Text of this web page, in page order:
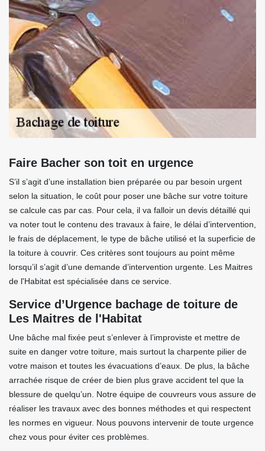
Faire Bacher son toit en urgence
S’il s’agit d’une installation bien préparée ou par besoin urgent
selon la situation, le coût pour poser une bâche sur votre toiture
se calcule cas par cas. Pour cela, il va falloir un devis détaillé qui
va noter tout le contenu des travaux à faire, le délai d’intervention,
le frais de déplacement, le type de bâche utilisé et la superficie de
la toiture à couvrir. Ces critères sont toujours au point même
lorsqu’il s’agit d’une demande d’intervention urgente. Les Maitres
de l'Habitat est spécialisée dans ce service.
Service d’Urgence bachage de toiture de
Les Maitres de l'Habitat
Une bâche mal fixée peut s’enlever à l’improviste et mettre de
suite en danger votre toiture, mais surtout la charpente pilier de
votre maison et toutes les évacuations d’eaux. De plus, la bâche
arrachée risque de créer de bien plus grave accident tel que la
blessure de quelqu’un. Notre équipe de couvreurs vous assure de
réaliser les travaux avec des bonnes méthodes et qui respectent
les normes en vigueur. Nous pouvons intervenir de toute urgence
chez vous pour éviter ces problèmes.